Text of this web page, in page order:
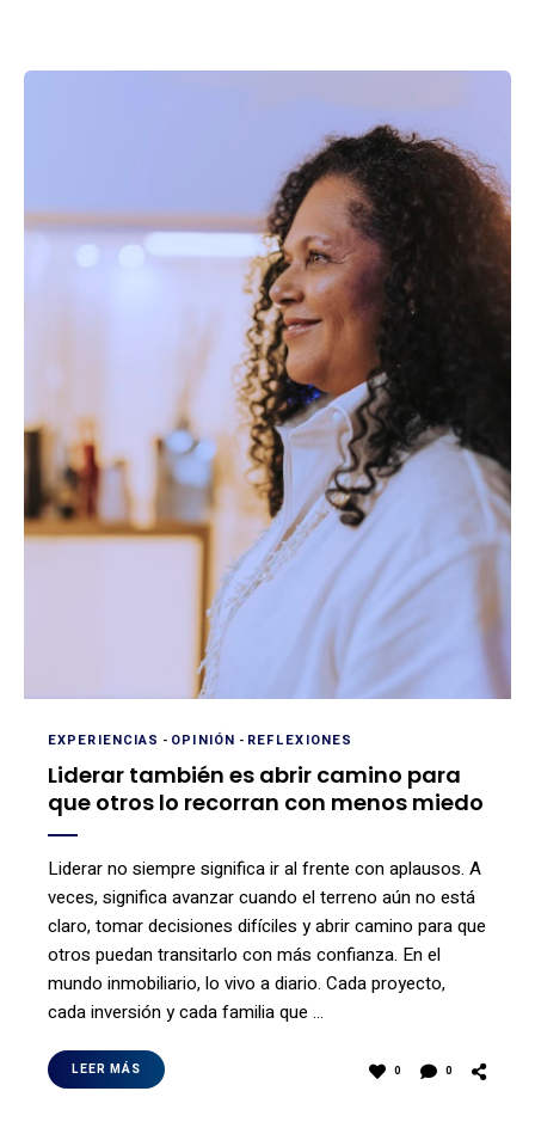
EXPERIENCIAS - OPINIÓN - REFLEXIONES
Liderar también es abrir camino para
que otros lo recorran con menos miedo
Liderar no siempre significa ir al frente con aplausos. A
veces, significa avanzar cuando el terreno aún no está
claro, tomar decisiones difíciles y abrir camino para que
otros puedan transitarlo con más confianza. En el
mundo inmobiliario, lo vivo a diario. Cada proyecto,
cada inversión y cada familia que …
LEER MÁS 0 0